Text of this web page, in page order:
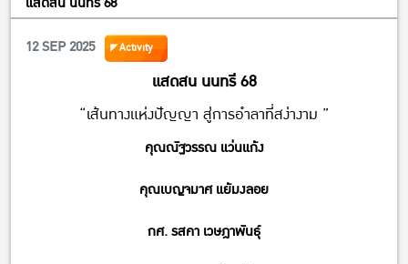
12 SEP 2025
Activity
แสดสน นนทรี 68
“เส้นทางแห่งปัญญา สู่การอำลาที่สง่างาม ”
คุณณัฐวรรณ แว่นแก้ง
คุณเบญจมาศ แย้มงลอย
กศ. รสคา เวษฎาพันธุ์